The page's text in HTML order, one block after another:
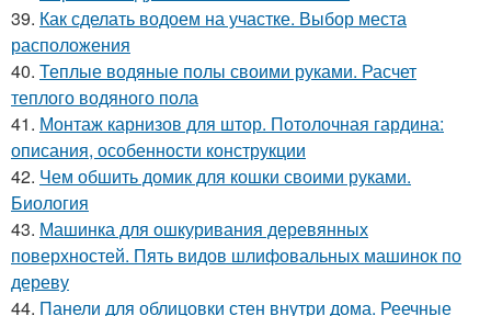
39. Как сделать водоем на участке. Выбор места
расположения
40. Теплые водяные полы своими руками. Расчет
теплого водяного пола
41. Монтаж карнизов для штор. Потолочная гардина:
описания, особенности конструкции
42. Чем обшить домик для кошки своими руками.
Биология
43. Машинка для ошкуривания деревянных
поверхностей. Пять видов шлифовальных машинок по
дереву
44. Панели для облицовки стен внутри дома. Реечные